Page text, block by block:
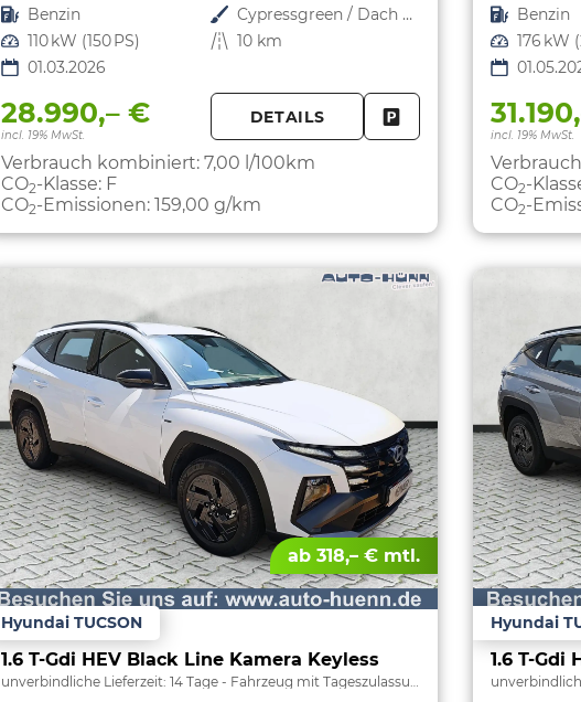
Kraftstoff Benzin Außenfarbe
Cypressgreen / Dach Schwarz
Leistung 110 kW (150 PS) Kilometerstand 10 km
01.03.2026
28.990,– €
incl. 19% MwSt.
DETAILS FAHRZEUG PARKEN
Verbrauch kombiniert: 7,00 l/100km
CO2-Klasse: F
CO2-Emissionen: 159,00 g/km
Kraftstoff Benzin
Leistung 176 kW
incl. 19% MwSt.
CO2-
CO2-
ab 318,– € mtl.
Hyundai TUCSON
1.6 T-Gdi HEV Black Line Kamera Keyless
unverbindliche Lieferzeit: 14 Tage Fahrzeug mit Tageszulassung
Hyundai
1.6 T-Gdi